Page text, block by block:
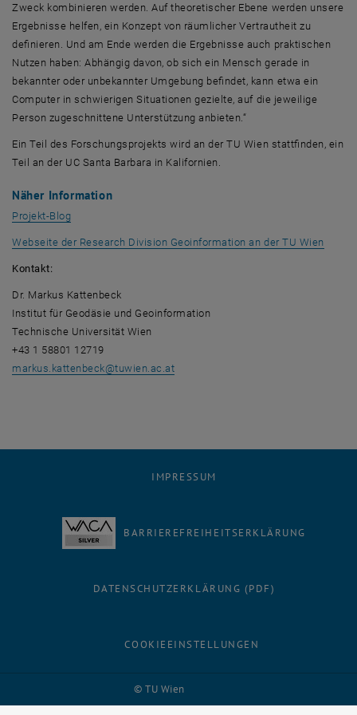
Zweck kombinieren werden. Auf theoretischer Ebene werden unsere
Ergebnisse helfen, ein Konzept von räumlicher Vertrautheit zu
definieren. Und am Ende werden die Ergebnisse auch praktischen
Nutzen haben: Abhängig davon, ob sich ein Mensch gerade in
bekannter oder unbekannter Umgebung befindet, kann etwa ein
Computer in schwierigen Situationen gezielte, auf die jeweilige
Person zugeschnittene Unterstützung anbieten.“
Ein Teil des Forschungsprojekts wird an der TU Wien stattfinden, ein
Teil an der UC Santa Barbara in Kalifornien.
Näher Information
Projekt-Blog, öffnet eine externe URL in einem neuen Fenster
Webseite der Research Division Geoinformation an der TU Wien
Kontakt:
Dr. Markus Kattenbeck
Institut für Geodäsie und Geoinformation
Technische Universität Wien
+43 1 58801 12719
markus.kattenbeck@tuwien.ac.at
© TU Wien
IMPRESSUM
BARRIEREFREIHEITSERKLÄRUNG
DATENSCHUTZERKLÄRUNG (PDF)
COOKIEEINSTELLUNGEN